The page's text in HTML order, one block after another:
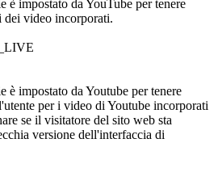
è impostato da YouTube per tenere
dei video incorporati.
è impostato da Youtube per tenere
per i video di Youtube incorporati
se il visitatore del sito web sta
versione dell'interfaccia di